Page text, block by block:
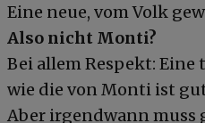
Eine neue, vom Volk
Also nicht Monti?
Bei allem Respekt: Eine
wie die von Monti ist
Aber irgendwann muss